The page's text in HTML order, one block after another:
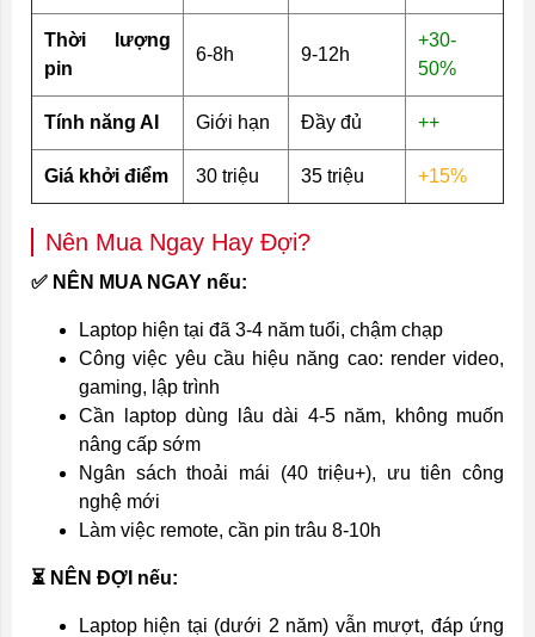
Thời lượng
pin
6-8h 9-12h
+30-
50%
Tính năng AI Giới hạn Đầy đủ ++
Giá khởi điểm 30 triệu 35 triệu +15%
Nên Mua Ngay Hay Đợi?
✅ NÊN MUA NGAY nếu:
Laptop hiện tại đã 3-4 năm tuổi, chậm chạp
Công việc yêu cầu hiệu năng cao: render video,
gaming, lập trình
Cần laptop dùng lâu dài 4-5 năm, không muốn
nâng cấp sớm
Ngân sách thoải mái (40 triệu+), ưu tiên công
nghệ mới
Làm việc remote, cần pin trâu 8-10h
⏳ NÊN ĐỢI nếu:
Laptop hiện tại (dưới 2 năm) vẫn mượt, đáp ứng